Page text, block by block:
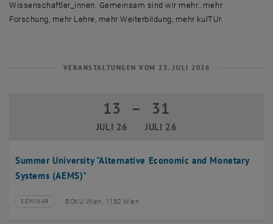
Wissenschaftler_innen. Gemeinsam sind wir mehr…mehr
Forschung, mehr Lehre, mehr Weiterbildung, mehr kulTUr.
VERANSTALTUNGEN VOM 23. JULI 2026
Summer University "Alternative Economic and Monetary
Systems (AEMS)"
13
JULI 26
13 Juli 2026 bis 31 Juli 2026
– 31
JULI 26
Veranstaltungstyp:
SEMINAR
Veranstaltungsort:BOKU Wien, 1180 Wien